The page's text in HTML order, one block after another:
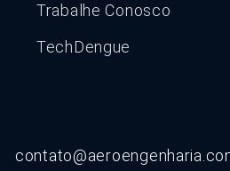
Trabalhe Conosco
TechDengue